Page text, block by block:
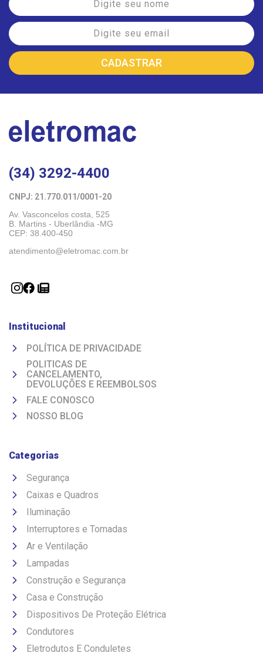
(34) 3292-4400
CNPJ: 21.770.011/0001-20
Av. Vasconcelos costa, 525
B. Martins - Uberlândia -MG
CEP: 38.400-450
atendimento@eletromac.com.br
Institucional
POLÍTICA DE PRIVACIDADE
POLITICAS DE
CANCELAMENTO,
DEVOLUÇÕES E REEMBOLSOS
FALE CONOSCO
NOSSO BLOG
Categorias
Segurança
Caixas e Quadros
Iluminação
Interruptores e Tomadas
Ar e Ventilação
Lampadas
Construção e Segurança
Casa e Construção
Dispositivos De Proteção Elétrica
Condutores
Eletrodutos E Conduletes